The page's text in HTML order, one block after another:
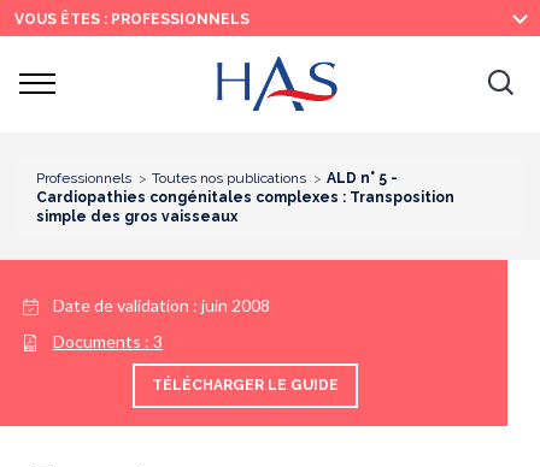
Recherche
Menu
principal
Contenu
principal
VOUS ÊTES : PROFESSIONNELS
Ouvrir
Professionnels Toutes nos publications
ALD n° 5 -
Cardiopathies congénitales complexes : Transposition
simple des gros vaisseaux
Date de validation : juin 2008
Documents : 3
TÉLÉCHARGER LE GUIDE